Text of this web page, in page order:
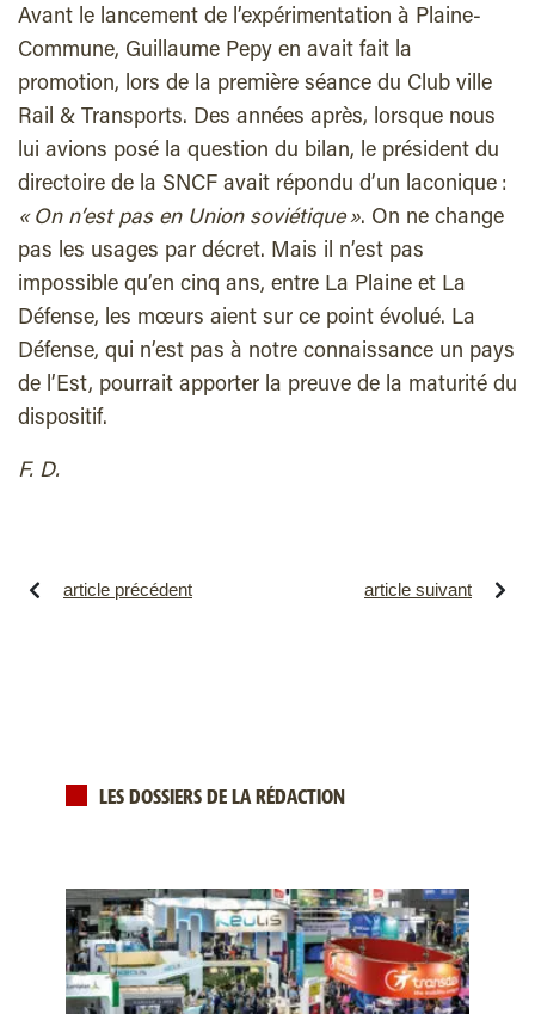
Avant le lancement de l’expérimentation à Plaine-
Commune, Guillaume Pepy en avait fait la
promotion, lors de la première séance du Club ville
Rail & Transports. Des années après, lorsque nous
lui avions posé la question du bilan, le président du
directoire de la SNCF avait répondu d’un laconique :
« On n’est pas en Union soviétique ». On ne change
pas les usages par décret. Mais il n’est pas
impossible qu’en cinq ans, entre La Plaine et La
Défense, les mœurs aient sur ce point évolué. La
Défense, qui n’est pas à notre connaissance un pays
de l’Est, pourrait apporter la preuve de la maturité du
dispositif.
F. D.
article précédent article suivant
LES DOSSIERS DE LA RÉDACTION